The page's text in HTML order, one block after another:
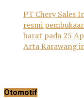
PT Chery Sales
resmi
barat pada 25
Arta Karawang
Otomotif